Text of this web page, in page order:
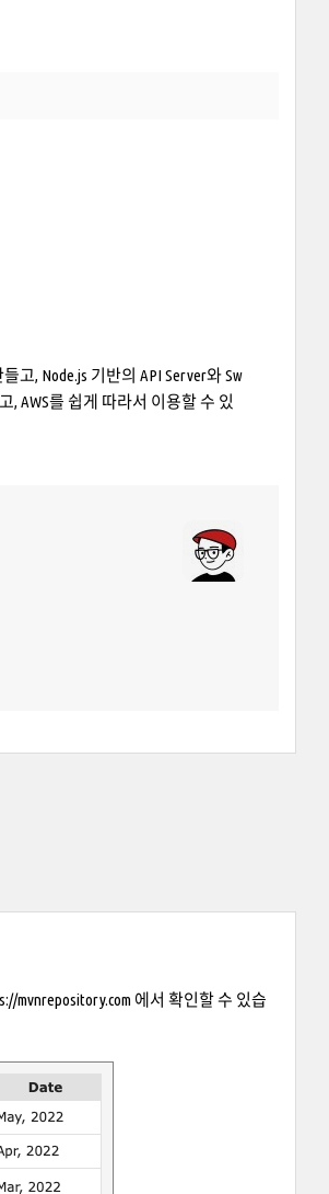
고, Node.js 기반의 API Server와 Sw
AWS를 쉽게 따라서 이용할 수 있
mvnrepository.com 에서 확인할 수 있습